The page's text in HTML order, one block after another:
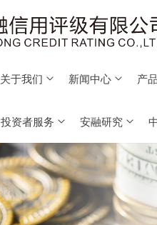
关于我们 新闻中心 产
投资者服务 安融研究